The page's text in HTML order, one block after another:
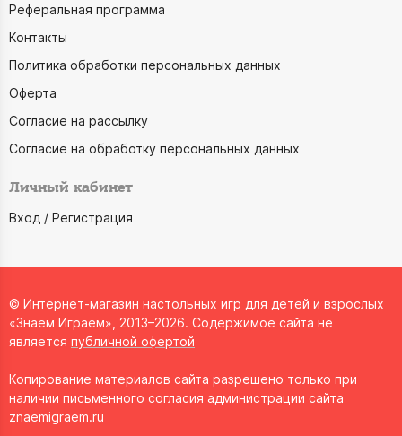
Реферальная программа
Контакты
Политика обработки персональных данных
Оферта
Согласие на рассылку
Согласие на обработку персональных данных
Личный кабинет
Вход / Регистрация
© Интернет-магазин настольных игр для детей и взрослых
«Знаем Играем», 2013–2026. Содержимое сайта не
является публичной офертой
Копирование материалов сайта разрешено только при
наличии письменного согласия администрации сайта
znaemigraem.ru